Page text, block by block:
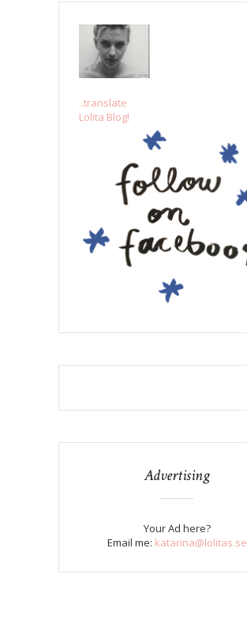
..translate
Lolita Blog!
Advertising
Your Ad here?
Email me: katarina@lolitas.se